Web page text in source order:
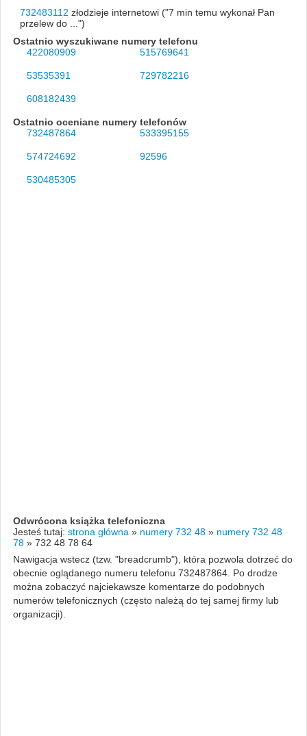
732483112 złodzieje internetowi ("7 min temu wykonał Pan
przelew do ...")
Ostatnio wyszukiwane numery telefonu
422080909
515769641
53535391 729782216
608182439
Ostatnio oceniane numery telefonów
732487864
533395155
574724692 92596
530485305
Odwrócona książka telefoniczna
Jesteś tutaj: strona główna » numery 732 48 » numery 732 48
78 » 732 48 78 64
Nawigacja wstecz (tzw. "breadcrumb"), która pozwola dotrzeć do
obecnie oglądanego numeru telefonu 732487864. Po drodze
można zobaczyć najciekawsze komentarze do podobnych
numerów telefonicznych (często należą do tej samej firmy lub
organizacji).